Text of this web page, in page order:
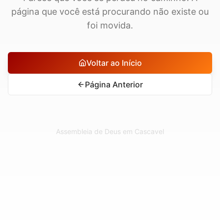
página que você está procurando não existe ou
foi movida.
Voltar ao Início
Página Anterior
Assembleia de Deus em Cascavel